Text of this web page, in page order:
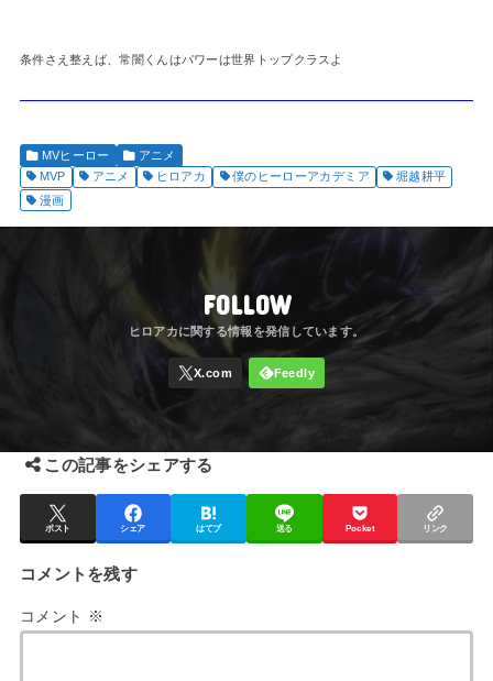
条件さえ整えば、常闇くんはパワーは世界トップクラスよ
MVヒーロー
アニメ
MVP
アニメ ヒロアカ 僕のヒーローアカデミア
堀越耕平
漫画
FOLLOW
この記事をシェアする
ポスト シェア はてブ 送る Pocket リンク
コメントを残す
コメント ※